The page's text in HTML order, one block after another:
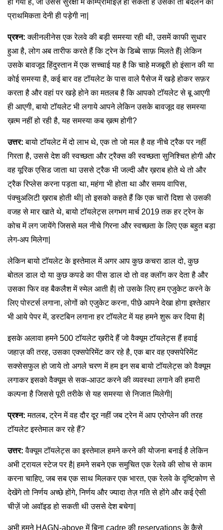
हो गयी है, जो उससे सुरक्षा में कोम्प्रोमाईज़ हो सकता है उसको तो बदलने की
प्राथमिकता देनी ही पड़ेगी ना|
प्रश्न: क्लीनलीनेस एक रेलवे की बड़ी समस्या रही थी, उसमें काफी सुधार
हुआ है, लोग अब तारीफ करते हैं कि ट्रेन के डिब्बे साफ़ मिलते हैं| लेकिन
उसके बावजूद हिंदुस्तान में एक सच्चाई यह है कि चाहे मजबूरी हो इंसान की या
कोई समस्या है, कई बार वह टॉयलेट के पास वाले पैसेज में खड़े होकर सफ़र
करता है और वहां पर खड़े होने का मतलब है कि आपको टॉयलेट से बू आएगी
ही आएगी, बायो टॉयलेट भी लगाये आपने लेकिन उसके बावजूद वह समस्या
ख़त्म नहीं हो रही है, यह समस्या कब ख़त्म होगी?
उत्तर: बायो टॉयलेट में दो लाभ थे, एक तो जो मल है वह नीचे ट्रैक पर नहीं
गिरता है, उससे देश की स्वच्छता और ट्रैक्स की स्वच्छता सुनिश्चित होगी और
वह यूरिक एसिड जाता था उससे ट्रैक भी जल्दी और ख़राब होते थे तो और
ट्रैक रिप्लेस करना पड़ता था, महंगा भी होता था और समय वापिस,
पंक्चुअलिटी ख़राब होती थी| तो इसको कहते हैं कि एक चारों दिशा से उसकी
वजह से मार खाते थे, बायो टॉयलेट्स लगभग मार्च 2019 तक हर ट्रेन के
कोच में लग जायेंगे जिससे मल नीचे गिरना और स्वच्छता के लिए एक बहुत बड़ा
लेग-अप मिलेगा|
लेकिन बायो टॉयलेट के इस्तेमाल में अगर आप कुछ कचरा डाल दो, कुछ
बोतल डाल दो या कुछ कपडे का पीस डाल दो तो वह क्लॉग कर देता है और
उसका फिर वह बैकलैश में स्मेल आती है| तो उसके लिए हम एजुकेट करने के
लिए पोस्टर्स लगाना, लोगों को एजुकेट करना, पीछे आपने देखा होगा इश्तेहार
भी आये पेपर में, डस्टबिन लगाना हर टॉयलेट में यह हमने शुरू कर दिया है|
इसके अलावा हमने 500 टॉयलेट ख़रीदे हैं जो वैक्यूम टॉयलेट्स हैं हवाई
जहाज़ की तरह, उसका एक्सपेरिमेंट कर रहे है, एक बार वह एक्सपेरिमेंट
सक्सेसफुल हो जाये तो अगले चरण में हम इन सब बायो टॉयलेट्स को वैक्यूम
लगाकर इसको वैक्यूम से सक-आउट करने की व्यवस्था लगाने की हमारी
कल्पना है जिससे पूरी तरीके से यह समस्या से निजात मिलेगी|
प्रश्न: मतलब, ट्रेन में वह दौर दूर नहीं जब ट्रेन में आप एरोप्लेन की तरह
टॉयलेट इस्तेमाल कर रहे हैं?
उत्तर: वैक्यूम टॉयलेट्स का इस्तेमाल हमने करने की योजना बनाई है लेकिन
अभी ट्रायल स्टेज पर है| हमने सबने एक समुचित एक रेलवे की सोच से काम
करना चाहिए, जब सब एक साथ मिलकर एक भारत, एक रेलवे के दृष्टिकोण से
देखेंगे तो निर्णय अच्छे होंगे, निर्णय और ज्यादा तेज़ गति से होंगे और कई ऐसी
चीज़ें जो अवॉइड हो सकती थी उससे देश बचेगा|
अभी हमने HAGN-above में बिना cadre की reservations के कैसे